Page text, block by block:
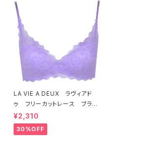
LA VIE A DEUX ラヴィアド
ゥ フリーカットレース ブラレ
ット ソフトブラ（ラベンダー）22
463 SALE 送料無料
¥2,310
30%OFF